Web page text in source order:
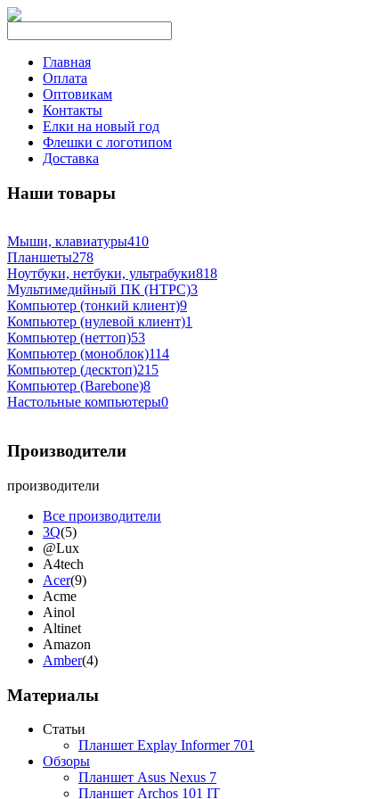
Главная
Оплата
Оптовикам
Контакты
Елки на новый год
Флешки с логотипом
Доставка
Наши товары
Мыши, клавиатуры410
Планшеты278
Ноутбуки, нетбуки, ультрабуки818
Мультимедийный ПК (HTPC)3
Компьютер (тонкий клиент)9
Компьютер (нулевой клиент)1
Компьютер (неттоп)53
Компьютер (моноблок)114
Компьютер (десктоп)215
Компьютер (Barebone)8
Настольные компьютеры0
Производители
производители
Все производители
3Q(5)
@Lux
A4tech
Acer(9)
Acme
Ainol
Altinet
Amazon
Amber(4)
Apache
Apple
Apriori(3)
Archos
Armaggeddon
Assistant
Asus
(9)
Материалы
Статьи
Планшет Explay Informer 701
Обзоры
Планшет Asus Nexus 7
Планшет Archos 101 IT